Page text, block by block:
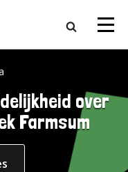
over
Farmsum